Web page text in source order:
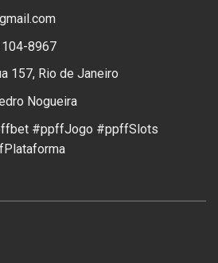
8967
157, Rio de Janeiro
Nogueira
#ppffJogo #ppffSlots